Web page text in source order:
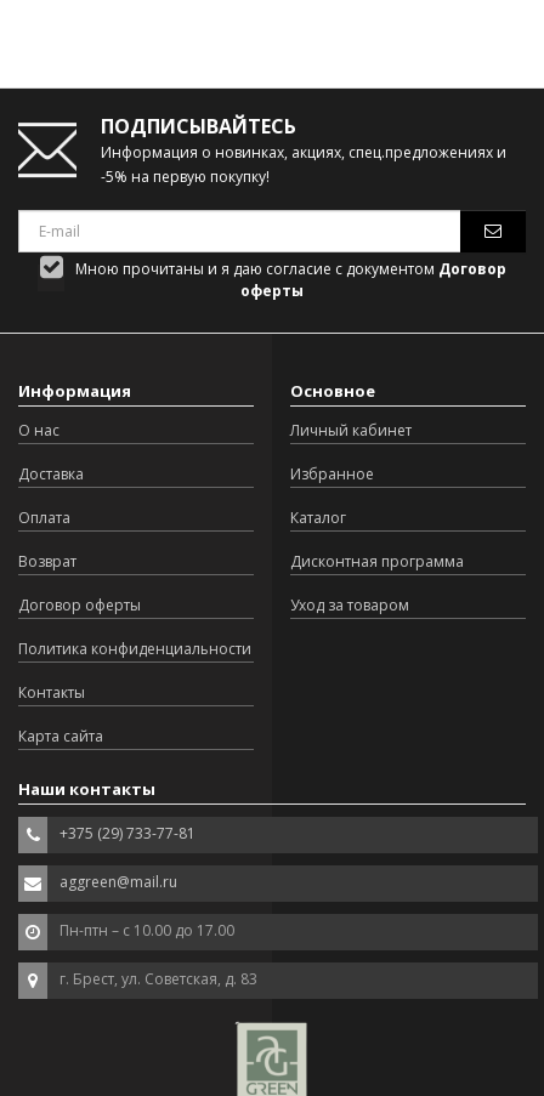
ПОДПИСЫВАЙТЕСЬ
Информация о новинках, акциях, спец.предложениях и
-5% на первую покупку!
Мною прочитаны и я даю согласие с документом Договор
оферты
Информация
О нас
Доставка
Оплата
Возврат
Договор оферты
Политика конфиденциальности
Контакты
Карта сайта
Основное
Личный кабинет
Избранное
Каталог
Дисконтная программа
Уход за товаром
Наши контакты
+375 (29) 733-77-81
aggreen@mail.ru
Пн-птн – с 10.00 до 17.00
г. Брест, ул. Советская, д. 83